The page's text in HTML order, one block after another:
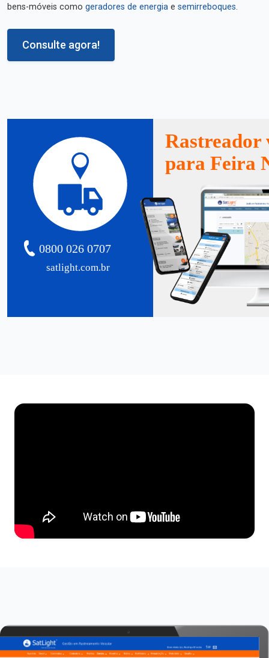
bens-móveis como geradores de energia e semirreboques.
Consulte agora!
satlight.com.br
0800 026 0707
Rastreador
para Feira